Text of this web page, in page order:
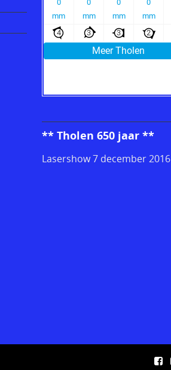
** Tholen 650 jaar **
Lasershow 7 december 2016